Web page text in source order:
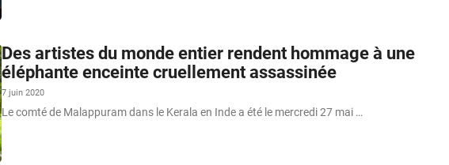
Des artistes du monde entier rendent hommage à une
éléphante enceinte cruellement assassinée
7 juin 2020
Le comté de Malappuram dans le Kerala en Inde a été le mercredi 27 mai …